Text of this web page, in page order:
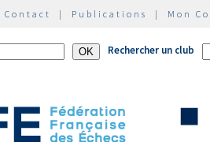
Contact | Publications | Mon
Rechercher un club